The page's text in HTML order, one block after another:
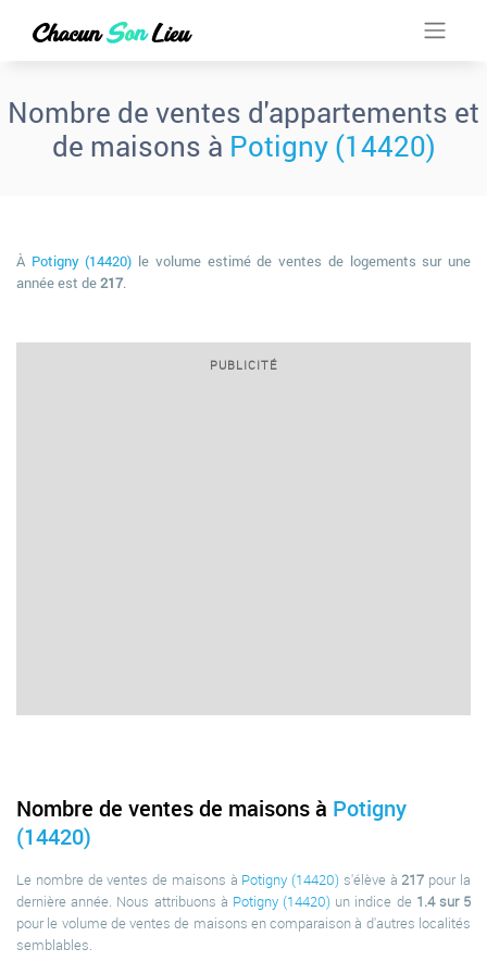
Nombre de ventes d'appartements et
de maisons à Potigny (14420)
À Potigny (14420) le volume estimé de ventes de logements sur une
année est de217.
PUBLICITÉ
Nombre de ventes de maisons à Potigny
(14420)
Le nombre de ventes de maisons à Potigny (14420) s'élève à 217 pour la
dernière année. Nous attribuons à Potigny (14420) un indice de 1.4 sur 5
pour le volume de ventes de maisons en comparaison à d'autres localités
semblables.